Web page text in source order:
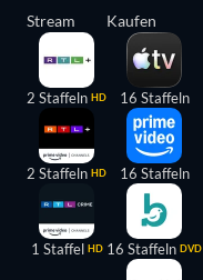
Stream
2 Staffeln HD
2 Staffeln HD
1 Staffel HD
Kaufen
16 Staffeln
16 Staffeln
16 Staffeln DVD